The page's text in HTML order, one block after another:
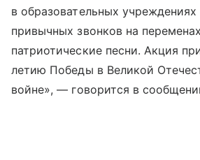
в образовательных
привычных звонков на
патриотические песни. Акция
летию Победы в Великой
войне», — говорится в